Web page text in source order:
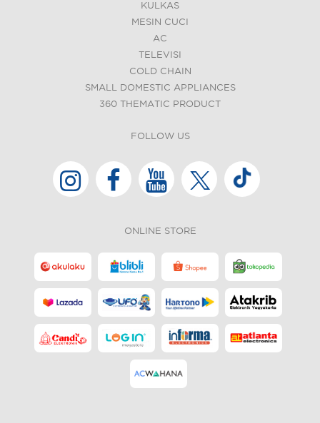
KULKAS
MESIN CUCI
AC
TELEVISI
COLD CHAIN
SMALL DOMESTIC APPLIANCES
360 THEMATIC PRODUCT
FOLLOW US
ONLINE STORE